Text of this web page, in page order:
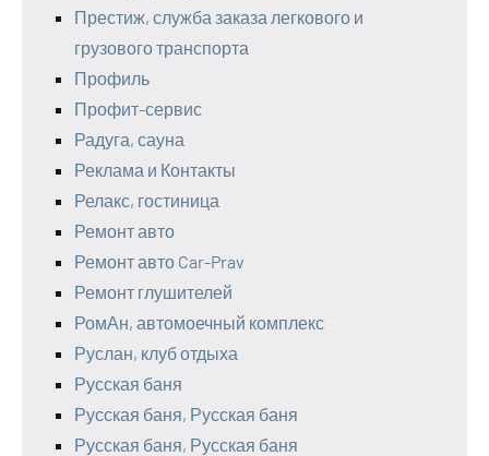
Престиж, служба заказа легкового и
грузового транспорта
Профиль
Профит-сервис
Радуга, сауна
Реклама и Контакты
Релакс, гостиница
Ремонт авто
Ремонт авто Car-Prav
Ремонт глушителей
РомАн, автомоечный комплекс
Руслан, клуб отдыха
Русская баня
Русская баня, Русская баня
Русская баня, Русская баня